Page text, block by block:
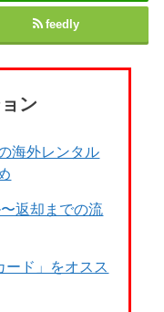
feedly
ン
海外レンタル
返却までの流
ード」をオスス